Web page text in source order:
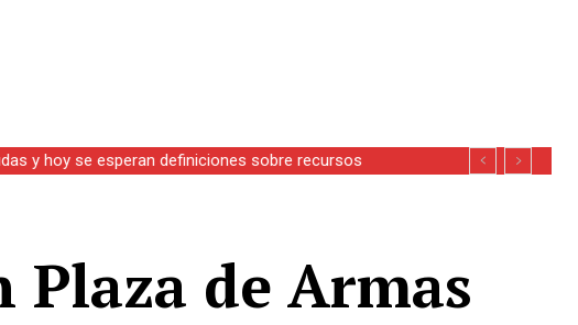
y hoy se esperan definiciones sobre recursos
Plaza de Armas